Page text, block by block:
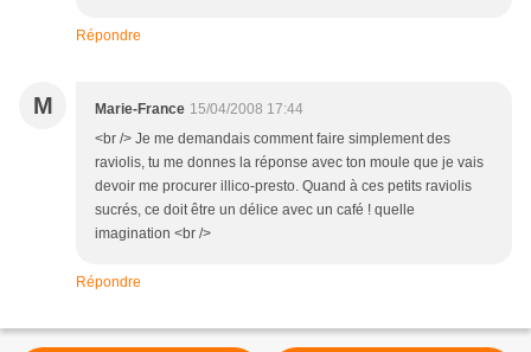
Répondre
M Marie-France 15/04/2008 17:44
<br /> Je me demandais comment faire simplement des
raviolis, tu me donnes la réponse avec ton moule que je vais
devoir me procurer illico-presto. Quand à ces petits raviolis
sucrés, ce doit être un délice avec un café ! quelle
imagination <br />
Répondre